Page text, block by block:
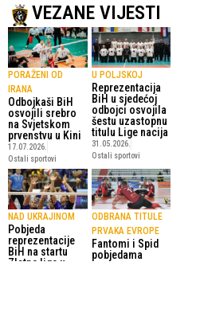
VEZANE VIJESTI
PORAŽENI OD
IRANA
Odbojkaši BiH
osvojili srebro
na Svjetskom
prvenstvu u Kini
17.07.2026.
Ostali sportovi
U POLJSKOJ
Reprezentacija
BiH u sjedećoj
odbojci osvojila
šestu uzastopnu
titulu Lige nacija
31.05.2026.
Ostali sportovi
NAD UKRAJINOM
Pobjeda
reprezentacije
BiH na startu
Zlatne lige u
ODBRANA TITULE
PRVAKA EVROPE
Fantomi i Spid
pobjedama